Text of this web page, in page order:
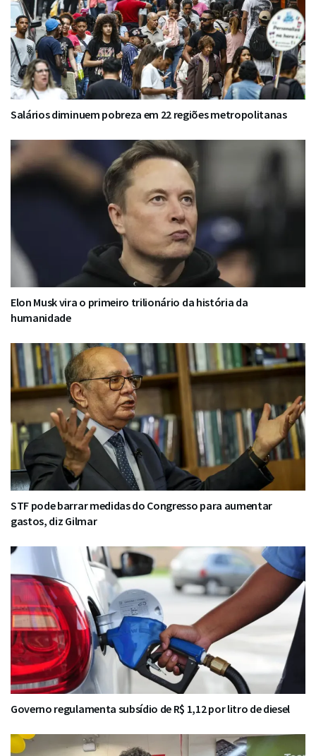
Salários diminuem pobreza em 22 regiões metropolitanas
Elon Musk vira o primeiro trilionário da história da
humanidade
STF pode barrar medidas do Congresso para aumentar
gastos, diz Gilmar
Governo regulamenta subsídio de R$ 1,12 por litro de diesel